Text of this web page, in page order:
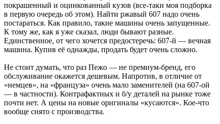
покрашенный и оцинкованный кузов (все-таки моя подборка
в первую очередь об этом). Найти ржавый 607 надо очень
постараться. Как правило, такие машины очень запущенные.
К тому же, как я уже сказал, люди бывают разные.
Единственное, от чего хочется предостеречь: 607-й — вечная
машина. Купив её однажды, продать будет очень сложно.
Не стоит думать, что раз Пежо — не премиум-бренд, его
обслуживание окажется дешевым. Напротив, в отличие от
«немцев», на «француза» очень мало заменителей (на 607-ой
— в частности). Контрафактных и б/у деталей на рынке тоже
почти нет. А цены на новые оригиналы «кусаются». Кое-что
вообще снято с производства.